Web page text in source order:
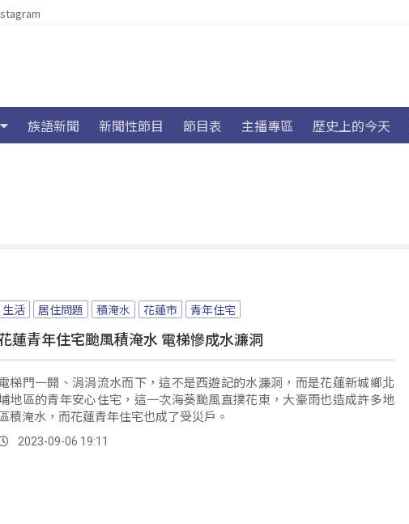
族語新聞 新聞性節目 節目表 主播專區 歷史上的今天
生活 居住問題 積淹水 花蓮市 青年住宅
蓮青年住宅颱風積淹水 電梯慘成水濂洞
梯門一開、涓涓流水而下，這不是西遊記的水濂洞，而是花蓮新城鄉北
地區的青年安心住宅，這一次海葵颱風直撲花東，大豪雨也造成許多地
積淹水，而花蓮青年住宅也成了受災戶。
2023-09-06 19:11